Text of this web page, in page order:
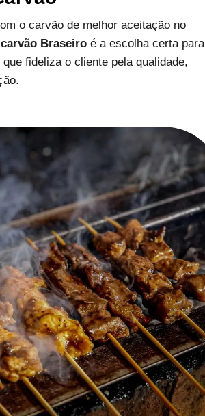
o carvão de melhor aceitação no
Braseiroé a escolha certa para
fideliza o cliente pela qualidade,